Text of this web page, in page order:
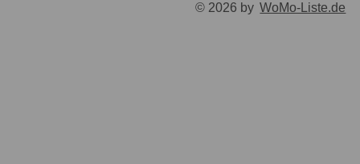
© 2026 by WoMo-Liste.de